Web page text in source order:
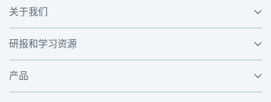
关于我们
研报和学习资源
产品